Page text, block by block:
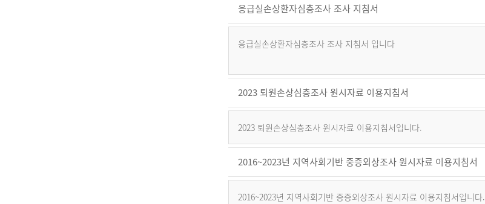
응급실손상환자심층조사 조사 지침서
응급실손상환자심층조사 조사 지침서 입니다
2023 퇴원손상심층조사 원시자료 이용지침서
2023 퇴원손상심층조사 원시자료 이용지침서입니다.
2016~2023년 지역사회기반 중증외상조사 원시자료 이용지침서
2016~2023년 지역사회기반 중증외상조사 원시자료 이용지침서입니다.